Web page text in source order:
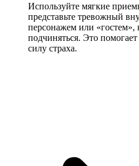
Используйте мягкие
представьте тревожный
персонажем или «гостем»,
подчиняться. Это
силу страха.